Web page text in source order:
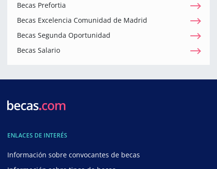
Becas Prefortia
Becas Excelencia Comunidad de Madrid
Becas Segunda Oportunidad
Becas Salario
ENLACES DE INTERÉS
Información sobre convocantes de becas